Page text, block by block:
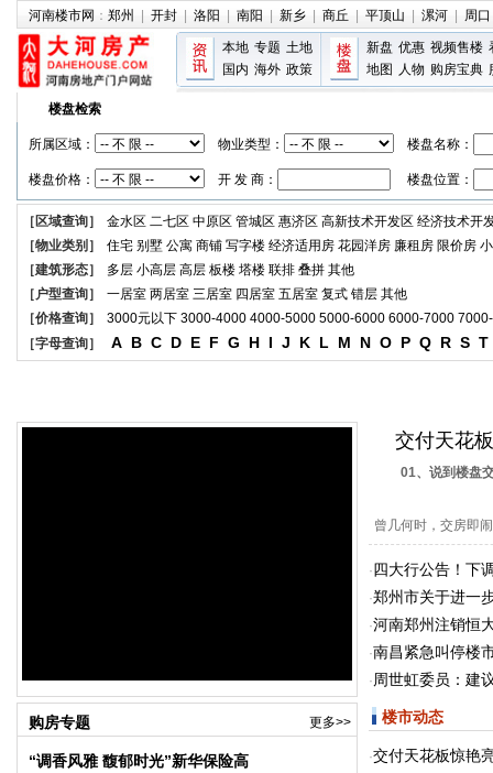
河南楼市网 ： 郑州 开封 洛阳 南阳 新乡 商丘 平顶山 漯河 周口
本地 专题 土地
国内 海外 政策
新盘 优惠 视频售楼
地图
人物 购房宝典
楼盘检索
所属区域：
楼盘价格：
物业类型：
开 发 商：
楼盘名称：
楼盘位置：
［区域查询］ 金水区 二七区 中原区 管城区 惠济区 高新技术开发区 经济技术开
［物业类别］
住宅 别墅 公寓 商铺 写字楼 经济适用房 花园洋房 廉租房 限价房
［建筑形态］
多层 小高层 高层 板楼 塔楼 联排 叠拼 其他
［户型查询］
一居室 两居室 三居室 四居室 五居室 复式 错层 其他
［价格查询］
3000元以下 3000-4000 4000-5000 5000-6000 6000-7000
［字母查询］
A B C D E F G H I J K L M N O P Q R S T
购房专题 更多>>
“调香风雅 馥郁时光”新华保险高
交付天花
01、说到楼盘
曾几何时，交房即
·四大行公告！下
·郑州市关于进一
·河南郑州注销恒
·南昌紧急叫停楼
· 周世虹委员：建
楼市动态
·交付天花板惊艳